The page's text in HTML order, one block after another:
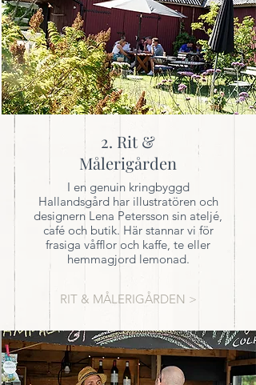
2. Rit &
Målerigården
I en genuin kringbyggd
Hallandsgård har illustratören och
designern Lena Petersson sin ateljé,
café och butik. Här stannar vi för
frasiga våfflor och kaffe, te eller
hemmagjord lemonad.
RIT & MÅLERIGÅRDEN >